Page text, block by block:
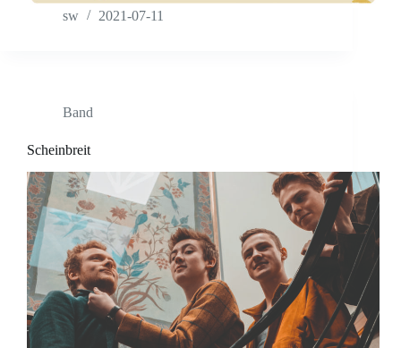
sw 2021-07-11
Band
Scheinbreit